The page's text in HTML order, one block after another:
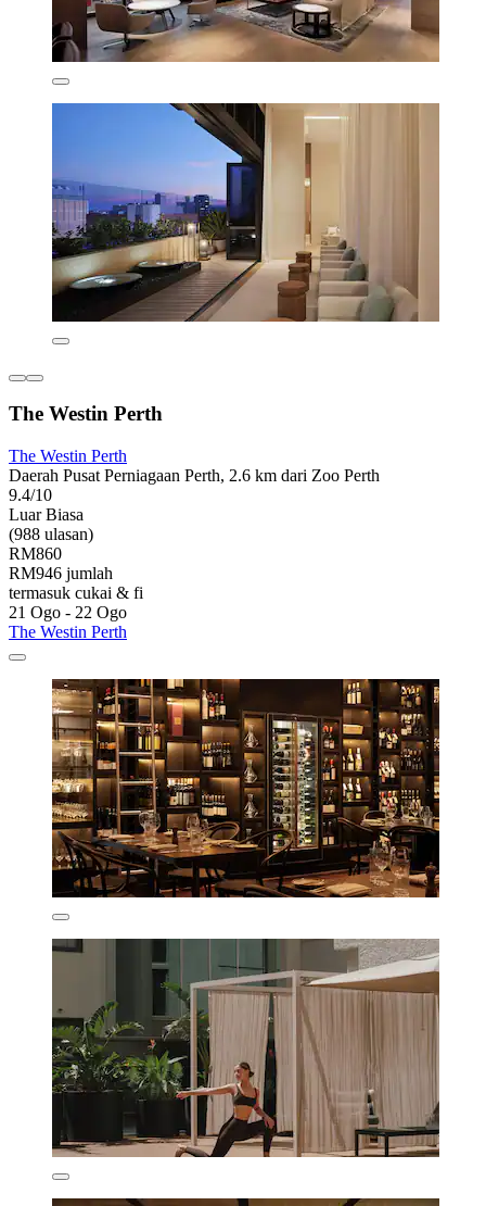
The Westin Perth
The Westin Perth
Daerah Pusat Perniagaan Perth, 2.6 km dari Zoo Perth
9.4/10
Luar Biasa
(988 ulasan)
RM860
RM946 jumlah
termasuk cukai & fi
21 Ogo - 22 Ogo
The Westin Perth